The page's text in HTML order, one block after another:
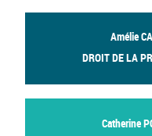
Amélie
DROIT DE LA
Catherine